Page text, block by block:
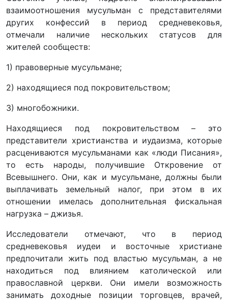
взаимоотношения мусульман с представителями
других конфессий в период средневековья,
отмечали наличие нескольких статусов для
жителей сообществ:
1) правоверные мусульмане;
2) находящиеся под покровительством;
3) многобожники.
Находящиеся под покровительством – это
представители христианства и иудаизма, которые
расцениваются мусульманами как «люди Писания»,
то есть народы, получившие Откровение от
Всевышнего. Они, как и мусульмане, должны были
выплачивать земельный налог, при этом в их
отношении имелась дополнительная фискальная
нагрузка – джизья.
Исследователи отмечают, что в период
средневековья иудеи и восточные христиане
предпочитали жить под властью мусульман, а не
находиться под влиянием католической или
православной церкви. Они имели возможность
занимать доходные позиции торговцев, врачей,